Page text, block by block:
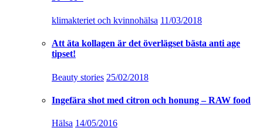
klimakteriet och kvinnohälsa 11/03/2018
Att äta kollagen är det överlägset bästa anti age
tipset!
Beauty stories 25/02/2018
Ingefära shot med citron och honung – RAW food
Hälsa 14/05/2016